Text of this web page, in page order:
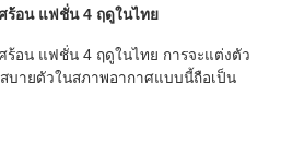
ร้อน แฟชั่น 4 ฤดูในไทย
ร้อน แฟชั่น 4 ฤดูในไทย การจะแต่งตัว
บายตัวในสภาพอากาศแบบนี้ถือเป็น